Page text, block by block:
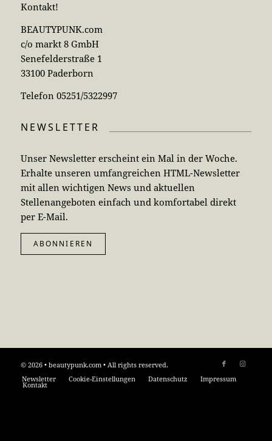
Kontakt!
BEAUTYPUNK.com
c/o markt 8 GmbH
Senefelderstraße 1
33100 Paderborn
Telefon 05251/5322997
NEWSLETTER
Unser Newsletter erscheint ein Mal in der Woche.
Erhalte unseren umfangreichen HTML-Newsletter
mit allen wichtigen News und aktuellen
Stellenangeboten einfach und komfortabel direkt
per E-Mail.
ABONNIEREN
© 2026 • beautypunk.com • All rights reserved.
Newsletter
Cookie-Einstellungen Datenschutz Impressum
Kontakt